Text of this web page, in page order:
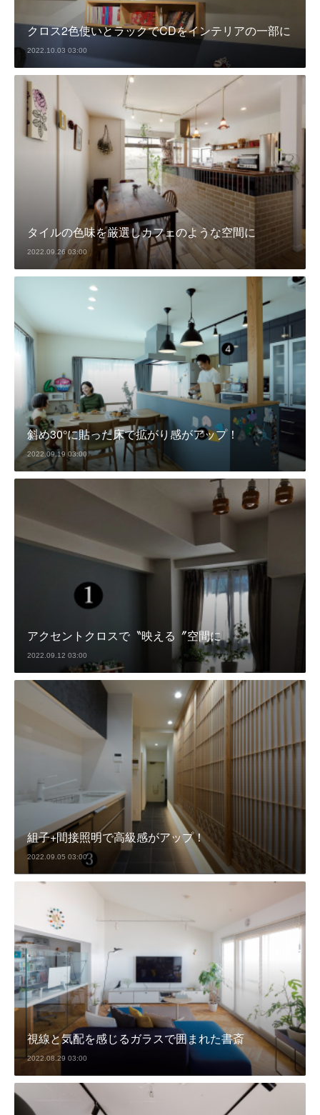
クロス2色使いとラックでCDをインテリアの一部に
2022.10.03 03:00
タイルの色味を厳選しカフェのような空間に
2022.09.26 03:00
斜め30°に貼った床で拡がり感がアップ！
2022.09.19 03:00
アクセントクロスで〝映える〞空間に
2022.09.12 03:00
組子+間接照明で高級感がアップ！
2022.09.05 03:00
視線と気配を感じるガラスで囲まれた書斎
2022.08.29 03:00